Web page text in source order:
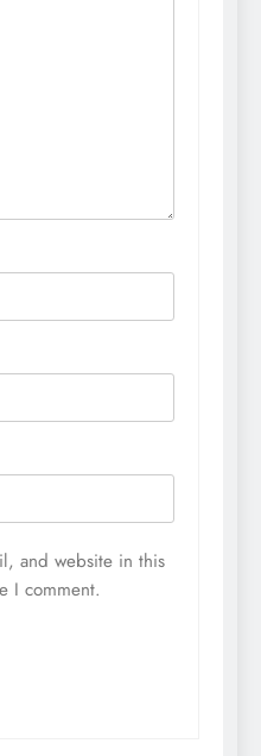
and website in this
I comment.